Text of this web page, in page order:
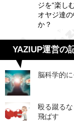
ジを“楽し
オヤジ達
か？
YAZIUP運営の
脳科学的
殴る蹴る
飛ばす